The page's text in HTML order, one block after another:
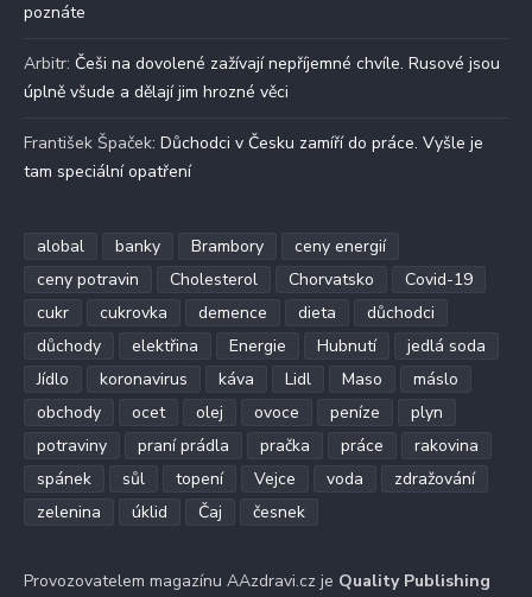
poznáte
Arbitr: Češi na dovolené zažívají nepříjemné chvíle. Rusové jsou
úplně všude a dělají jim hrozné věci
František Špaček: Důchodci v Česku zamíří do práce. Vyšle je
tam speciální opatření
alobal banky Brambory
ceny energií
ceny potravin
Cholesterol Chorvatsko
Covid-19
cukr
cukrovka demence dieta
důchodci
důchody
elektřina Energie Hubnutí
jedlá soda
Jídlo
koronavirus káva Lidl Maso
máslo
obchody
ocet olej ovoce peníze
plyn
potraviny
praní prádla pračka práce
rakovina
spánek
sůl topení Vejce voda
zdražování
zelenina
úklid Čaj česnek
Provozovatelem magazínu AAzdravi.cz je Quality Publishing